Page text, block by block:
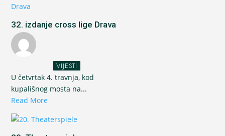
32. izdanje cross lige Drava
VIJESTI
U četvrtak 4. travnja, kod
kupališnog mosta na...
Read More